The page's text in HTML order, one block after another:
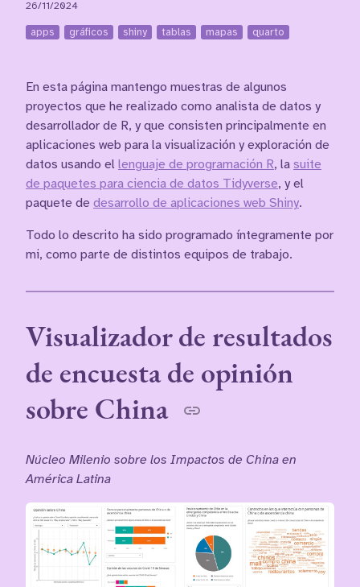
26/11/2024
apps gráficos shiny tablas mapas quarto
En esta página mantengo muestras de algunos
proyectos que he realizado como analista de datos y
desarrollador de R, y que consisten principalmente en
aplicaciones web para la visualización y exploración de
datos usando el lenguaje de programación R, la suite
de paquetes para ciencia de datos Tidyverse, y el
paquete de desarrollo de aplicaciones web Shiny.
Todo lo descrito ha sido programado íntegramente por
mi, como parte de distintos equipos de trabajo.
Visualizador de resultados
de encuesta de opinión
sobre China
Núcleo Milenio sobre los Impactos de China en
América Latina